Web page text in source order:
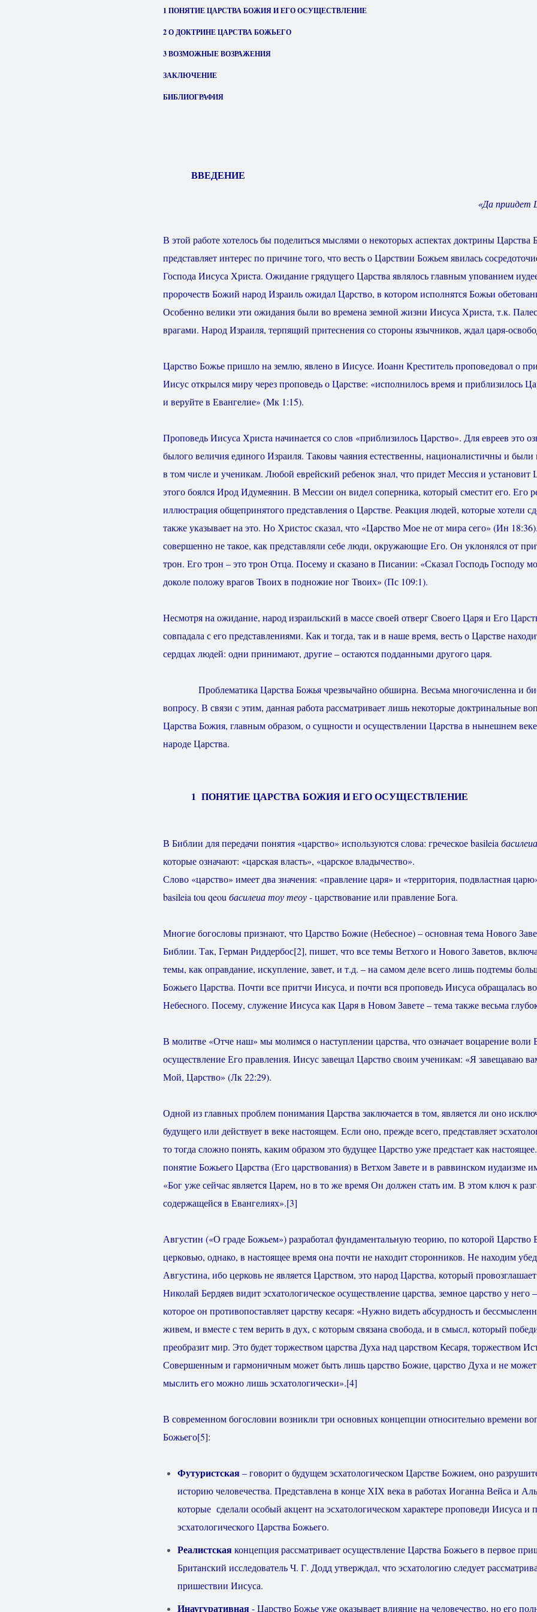
1 ПОНЯТИЕ ЦАРСТВА БОЖИЯ И ЕГО ОСУЩЕСТВЛЕНИЕ
2 О ДОКТРИНЕ ЦАРСТВА БОЖЬЕГО
3 ВОЗМОЖНЫЕ ВОЗРАЖЕНИЯ
ЗАКЛЮЧЕНИЕ
БИБЛИОГРАФИЯ
ВВЕДЕНИЕ
«Да приидет
В этой работе хотелось бы поделиться мыслями о некоторых аспектах доктрины Царства
представляет интерес по причине того, что весть о Царствии Божьем явилась
Господа Иисуса Христа. Ожидание грядущего Царства являлось главным упованием
пророчеств Божий народ Израиль ожидал Царство, в котором исполнятся Божьи
Особенно велики эти ожидания были во времена земной жизни Иисуса Христа, т.к.
врагами. Народ Израиля, терпящий притеснения со стороны язычников, ждал царя-
Царство Божье пришло на землю, явлено в Иисусе. Иоанн Креститель проповедовал о
Иисус открылся миру через проповедь о Царстве: «исполнилось время и приблизилось
и веруйте в Евангелие» (Мк 1:15).
Проповедь Иисуса Христа начинается со слов «приблизилось Царство». Для евреев это
былого величия единого Израиля. Таковы чаяния естественны, националистичны и
в том числе и ученикам. Любой еврейский ребенок знал, что придет Мессия и
этого боялся Ирод Идумеянин. В Мессии он видел соперника, который сместит его. Его
иллюстрация общепринятого представления о Царстве. Реакция людей, которые хотели
также указывает на это. Но Христос сказал, что «Царство Мое не от мира сего» (Ин
совершенно не такое, как представляли себе люди, окружающие Его. Он уклонялся от
трон. Его трон – это трон Отца. Посему и сказано в Писании: «Сказал Господь Господу
доколе положу врагов Твоих в подножие ног Твоих» (Пс 109:1).
Несмотря на ожидание, народ израильский в массе своей отверг Своего Царя и Его
совпадала с его представлениями. Как и тогда, так и в наше время, весть о Царстве
сердцах людей: одни принимают, другие – остаются подданными другого царя.
Проблематика Царства Божья чрезвычайно обширна. Весьма многочисленна и
вопросу. В связи с этим, данная работа рассматривает лишь некоторые доктринальные
Царства Божия, главным образом, о сущности и осуществлении Царства в нынешнем
народе Царства.
1 ПОНЯТИЕ ЦАРСТВА БОЖИЯ И ЕГО ОСУЩЕСТВЛЕНИЕ
В Библии для передачи понятия «царство» используются слова: греческое basileia басилеиа
которые означают: «царская власть», «царское владычество».
Слово «царство» имеет два значения: «правление царя» и «территория, подвластная
basileia tou qeou басилеиа тоу теоу- царствование или правление Бога.
Многие богословы признают, что Царство Божие (Небесное) – основная тема Нового
Библии. Так, Герман Риддербос[2], пишет, что все темы Ветхого и Нового Заветов,
темы, как оправдание, искупление, завет, и т.д. – на самом деле всего лишь подтемы
Божьего Царства. Почти все притчи Иисуса, и почти вся проповедь Иисуса обращалась
Небесного. Посему, служение Иисуса как Царя в Новом Завете – тема также весьма
В молитве «Отче наш» мы молимся о наступлении царства, что означает воцарение воли
осуществление Его правления. Иисус завещал Царство своим ученикам: «Я завещаваю
Мой, Царство» (Лк 22:29).
Одной из главных проблем понимания Царства заключается в том, является ли оно
будущего или действует в веке настоящем. Если оно, прежде всего, представляет
то тогда сложно понять, каким образом это будущее Царство уже предстает как
понятие Божьего Царства (Его царствования) в Ветхом Завете и в раввинском иудаизме
«Бог уже сейчас является Царем, но в то же время Он должен стать им. В этом ключ к
содержащейся в Евангелиях».[3]
Августин («О граде Божьем») разработал фундаментальную теорию, по которой Царство
церковью, однако, в настоящее время она почти не находит сторонников. Не находим
Августина, ибо церковь не является Царством, это народ Царства, который
Николай Бердяев видит эсхатологическое осуществление царства, земное царство у него
которое он противопоставляет царству кесаря: «Нужно видеть абсурдность и
живем, и вместе с тем верить в дух, с которым связана свобода, и в смысл, который
преобразит мир. Это будет торжеством царства Духа над царством Кесаря, торжеством
Совершенным и гармоничным может быть лишь царство Божие, царство Духа и не может
мыслить его можно лишь эсхатологически».[4]
В современном богословии возникли три основных концепции относительно времени
Божьего[5]:
Футуристская– говорит о будущем эсхатологическом Царстве Божием, оно
историю человечества. Представлена в конце ХIХ века в работах Иоганна Вейса и
которые сделали особый акцент на эсхатологическом характере проповеди Иисуса и
эсхатологического Царства Божьего.
Реалистскаяконцепция рассматривает осуществление Царства Божьего в первое
Британский исследователь Ч. Г. Додд утверждал, что эсхатологию следует
пришествии Иисуса.
Инаугуративная- Царство Божье уже оказывает влияние на человечество, но его